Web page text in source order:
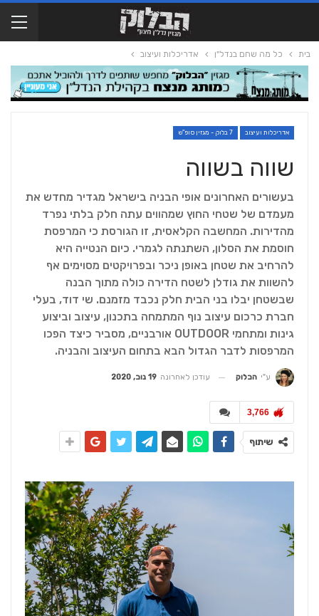
בית כל מה שחם בנדל"ן אדריכלות ועיצוב
אדריכלות ועיצוב 7 בלוק - מגזין סופ"ש
שווה בשווה
בעשורים האחרונים אופי הבניה בישראל מגדיר מחדש את
מעמדם של שטחי החוץ שמהווים עתה חלק בלתי נפרד
מהדירות. המחשבה הקלאסית, זו הגורסת כי המרפסת
חוסמת את הסלון, השתנתה לגמרי. כיום הנטייה היא
להרחיב את שטחן באופן ניכר ובפרויקטים מסוימים אף
להשוות את גודלן לשטח הדירה כולה מתוך הבנה
שבשטחן יבלו בני הבית חלק נכבד מזמנם. שי דוד, בעלי
חברת כרכום עיצוב נוף המתמחה בתכנון, עיצוב וביצוע
גינות ומתחמי OUTDOOR אורבניים, מסביר כיצד הפכו
המרפסות לדבר הגדול הבא בתחום העיצוב והבניה.
ע"י הבלוק עודכן לאחרונה 19 נוב, 2020
3,766
שיתוף